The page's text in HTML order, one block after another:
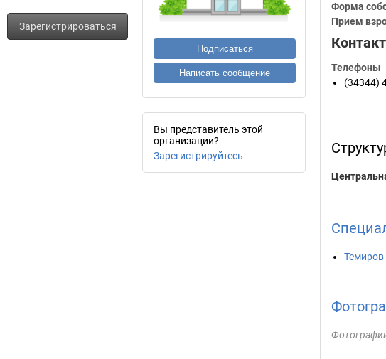
Зарегистрироваться
Подписаться
Написать сообщение
Вы представитель этой
организации?
Зарегистрируйтесь
Форма
Прием
Телефоны
(34344)
Темиров